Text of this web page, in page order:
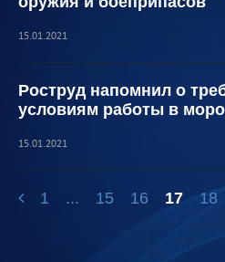
15.01.2021
Роструд напомнил о
условиям работы в
15.01.2021
1 ... 15 16 17 18